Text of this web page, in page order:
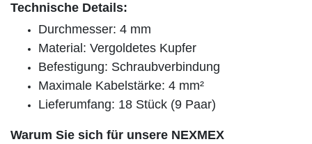
Technische Details:
Durchmesser: 4 mm
Material: Vergoldetes Kupfer
Befestigung: Schraubverbindung
Maximale Kabelstärke: 4 mm²
Lieferumfang: 18 Stück (9 Paar)
Warum Sie sich für unsere NEXMEX